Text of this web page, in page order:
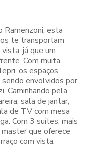
Ramenzoni, esta
te transportam
já que um
Com muita
os espaços
sendo envolvidos por
Caminhando pela
sala de jantar,
de TV com mesa
Com 3 suítes, mais
que oferece
com vista.